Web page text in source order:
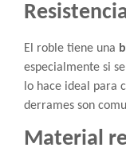
El roble tiene una
especialmente si
lo hace ideal para
derrames son
Material